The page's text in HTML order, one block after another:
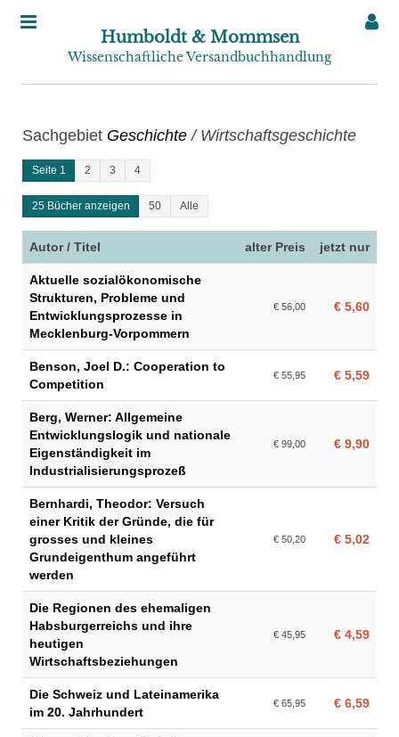
Humboldt & Mommsen
Wissenschaftliche Versandbuchhandlung
Sachgebiet Geschichte / Wirtschaftsgeschichte
Seite 1 2 3 4
25 Bücher anzeigen 50 Alle
Autor / Titel alter Preis jetzt nur
Aktuelle sozialökonomische
Strukturen, Probleme und
Entwicklungsprozesse in
Mecklenburg-Vorpommern
€ 56,00 € 5,60
Benson, Joel D.: Cooperation to
Competition
€ 55,95 € 5,59
Berg, Werner: Allgemeine
Entwicklungslogik und nationale
Eigenständigkeit im
Industrialisierungsprozeß
€ 99,00 € 9,90
Bernhardi, Theodor: Versuch
einer Kritik der Gründe, die für
grosses und kleines
Grundeigenthum angeführt
werden
€ 50,20 € 5,02
Die Regionen des ehemaligen
Habsburgerreichs und ihre
heutigen
Wirtschaftsbeziehungen
€ 45,95 € 4,59
Die Schweiz und Lateinamerika
im 20. Jahrhundert
€ 65,95 € 6,59